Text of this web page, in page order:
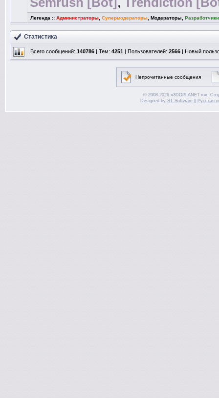
Легенда :: Администраторы Супермодераторы Модераторы Разработчики
Статистика
Всего сообщений: 140786 | Тем: 4251 | Пользователей: 2566 | Новый
Непрочитанные сообщения
© 2008-2026 «3DOPLANET.ru».
Designed by ST Software|| Русская